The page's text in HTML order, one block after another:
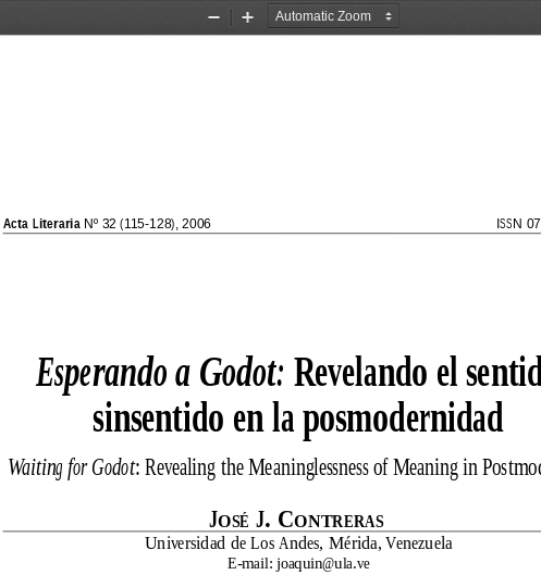
Zoom
Zoom
Esperando a Godot: Revelando el
sinsentido en la posmodernidad
Waiting for Godot: Revealing the Meaninglessness of Meaning in
JOSÉ J. CONTRERAS
Universidad de Los Andes, Mérida, Venezuela
E-mail: joaquin@ula.ve
Acta Literaria Nº 32 (115-128), 2006 ISSN